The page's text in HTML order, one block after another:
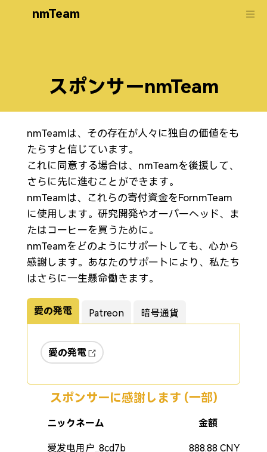
nmTeam
スポンサーnmTeam
nmTeamは、その存在が人々に独自の価値をも
たらすと信じています。
これに同意する場合は、nmTeamを後援して、
さらに先に進むことができます。
nmTeamは、これらの寄付資金をFornmTeam
に使用します。研究開発やオーバーヘッド、ま
たはコーヒーを買うために。
nmTeamをどのようにサポートしても、心から
感謝します。あなたのサポートにより、私たち
はさらに一生懸命働きます。
愛の発電 Patreon 暗号通貨
愛の発電
スポンサーに感謝します (一部)
ニックネーム 金額
爱发电用户_8cd7b 888.88 CNY